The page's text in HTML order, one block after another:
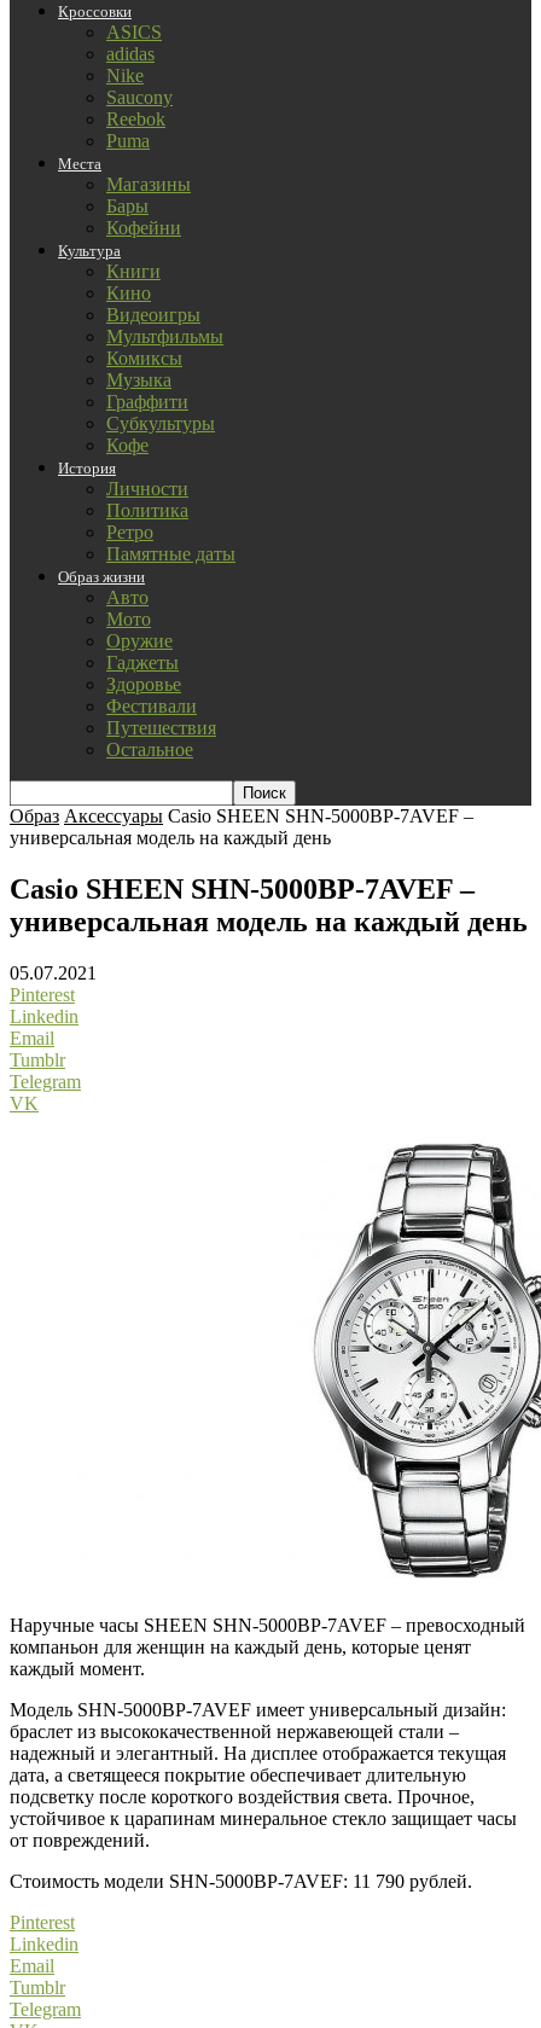
Кроссовки
ASICS
adidas
Nike
Saucony
Reebok
Puma
Места
Магазины
Бары
Кофейни
Культура
Книги
Кино
Видеоигры
Мультфильмы
Комиксы
Музыка
Граффити
Субкультуры
Кофе
История
Личности
Политика
Ретро
Памятные даты
Образ жизни
Авто
Мото
Оружие
Гаджеты
Здоровье
Фестивали
Путешествия
Остальное
Образ Аксессуары Casio SHEEN SHN-5000BP-7AVEF –
универсальная модель на каждый день
Casio SHEEN SHN-5000BP-7AVEF –
универсальная модель на каждый день
05.07.2021
Pinterest
Linkedin
Email
Tumblr
Telegram
VK
Наручные часы SHEEN SHN-5000BP-7AVEF – превосходный
компаньон для женщин на каждый день, которые ценят
каждый момент.
Модель SHN-5000BP-7AVEF имеет универсальный дизайн:
браслет из высококачественной нержавеющей стали –
надежный и элегантный. На дисплее отображается текущая
дата, а светящееся покрытие обеспечивает длительную
подсветку после короткого воздействия света. Прочное,
устойчивое к царапинам минеральное стекло защищает часы
от повреждений.
Стоимость модели SHN-5000BP-7AVEF: 11 790 рублей.
Pinterest
Linkedin
Email
Tumblr
Telegram